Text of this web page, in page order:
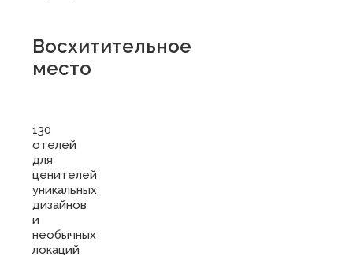
Восхитительное
место
130
отелей
для
ценителей
уникальных
дизайнов
и
необычных
локаций